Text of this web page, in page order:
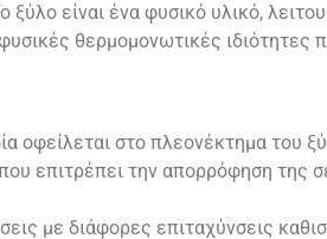
είναι ένα φυσικό υλικό,
θερμομονωτικές ιδιότητες
οφείλεται στο πλεονέκτημα του
επιτρέπει την απορρόφηση της
με διάφορες επιταχύνσεις